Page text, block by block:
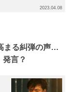
2023.04.08
まる糾弾の声…
言？